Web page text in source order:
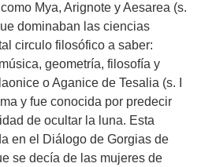
Mya, Arignote y Aesarea (s.
dominaban las ciencias
circulo filosófico a saber:
geometría, filosofía y
o Aganice de Tesalia (s. I
y fue conocida por predecir
de ocultar la luna. Esta
en el Diálogo de Gorgias de
se decía de las mujeres de